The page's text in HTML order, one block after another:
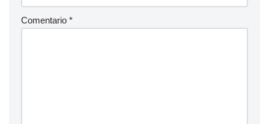
Comentario *